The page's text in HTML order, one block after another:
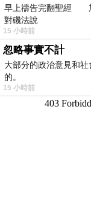
早上禱告完翻聖經
對磯法說
15 小時前
忽略事實不計
大部分的政治意見和
的。
15 小時前